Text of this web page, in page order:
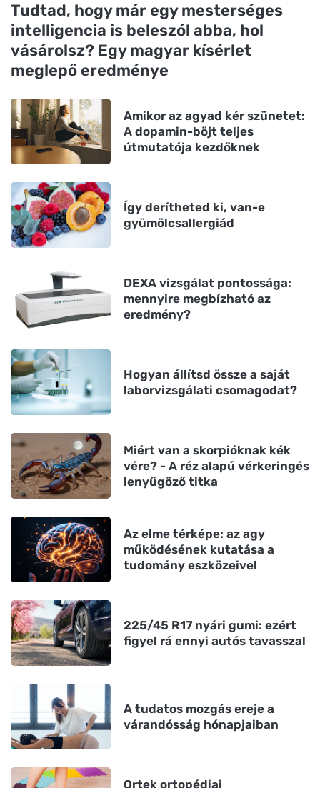
Tudtad, hogy már egy mesterséges
intelligencia is beleszól abba, hol
vásárolsz? Egy magyar kísérlet
meglepő eredménye
Amikor az agyad kér szünetet:
A dopamin-böjt teljes
útmutatója kezdőknek
Így derítheted ki, van-e
gyümölcsallergiád
DEXA vizsgálat pontossága:
mennyire megbízható az
eredmény?
Hogyan állítsd össze a saját
laborvizsgálati csomagodat?
Miért van a skorpióknak kék
vére? - A réz alapú vérkeringés
lenyűgöző titka
Az elme térképe: az agy
működésének kutatása a
tudomány eszközeivel
225/45 R17 nyári gumi: ezért
figyel rá ennyi autós tavasszal
A tudatos mozgás ereje a
várandósság hónapjaiban
Ortek ortopédiai